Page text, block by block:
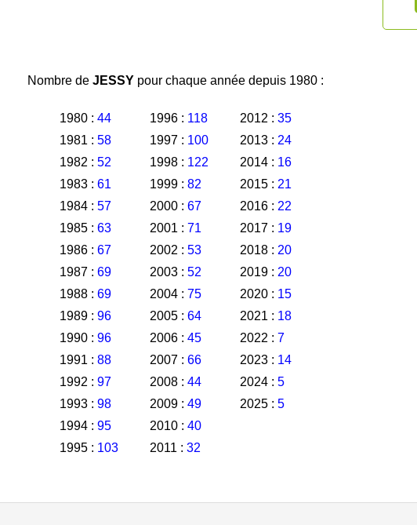
Nombre de JESSY pour chaque année depuis 1980 :
1980 : 44
1981 : 58
1982 : 52
1983 : 61
1984 : 57
1985 : 63
1986 : 67
1987 : 69
1988 : 69
1989 : 96
1990 : 96
1991 : 88
1992 : 97
1993 : 98
1994 : 95
1995 : 103
1996 : 118
1997 : 100
1998 : 122
1999 : 82
2000 : 67
2001 : 71
2002 : 53
2003 : 52
2004 : 75
2005 : 64
2006 : 45
2007 : 66
2008 : 44
2009 : 49
2010 : 40
2011 : 32
2012 : 35
2013 : 24
2014 : 16
2015 : 21
2016 : 22
2017 : 19
2018 : 20
2019 : 20
2020 : 15
2021 : 18
2022 : 7
2023 : 14
2024 : 5
2025 : 5